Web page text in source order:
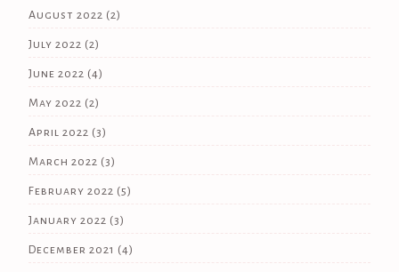
August 2022 (2)
July 2022 (2)
June 2022 (4)
May 2022 (2)
April 2022 (3)
March 2022 (3)
February 2022 (5)
January 2022 (3)
December 2021 (4)